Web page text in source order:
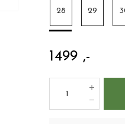
28 29
1499 ,-